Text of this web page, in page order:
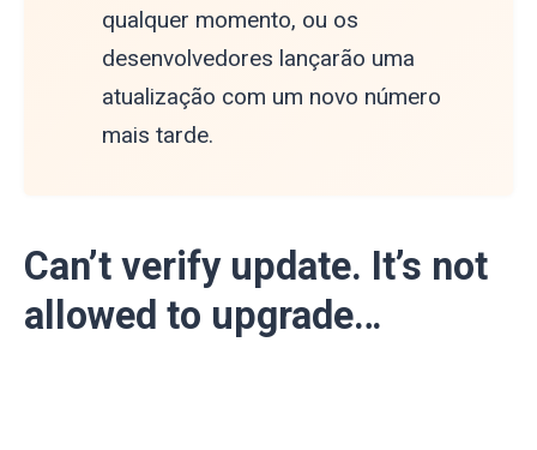
qualquer momento, ou os
desenvolvedores lançarão uma
atualização com um novo número
mais tarde.
Can’t verify update. It’s not
allowed to upgrade…